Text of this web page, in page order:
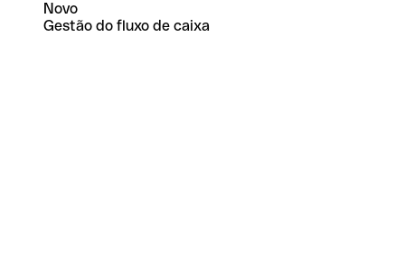
Novo
Gestão do fluxo de caixa